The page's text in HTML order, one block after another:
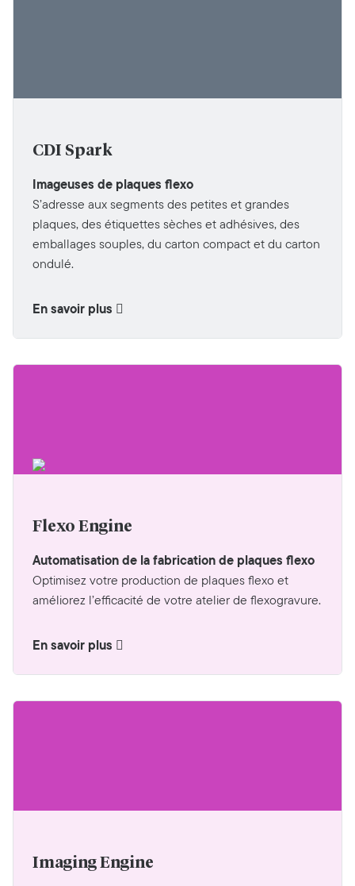
CDI Spark
Imageuses de plaques flexo
S’adresse aux segments des petites et grandes
plaques, des étiquettes sèches et adhésives, des
emballages souples, du carton compact et du carton
ondulé.
En savoir plus
Flexo Engine
Automatisation de la fabrication de plaques flexo
Optimisez votre production de plaques flexo et
améliorez l’efficacité de votre atelier de flexogravure.
En savoir plus
Imaging Engine